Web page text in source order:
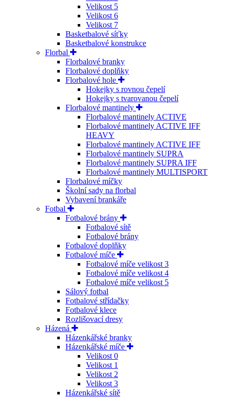
Velikost 5
Velikost 6
Velikost 7
Basketbalové síťky
Basketbalové konstrukce
Florbal
Florbalové branky
Florbalové doplňky
Florbalové hole
Hokejky s rovnou čepelí
Hokejky s tvarovanou čepelí
Florbalové mantinely
Florbalové mantinely ACTIVE
Florbalové mantinely ACTIVE IFF
HEAVY
Florbalové mantinely ACTIVE IFF
Florbalové mantinely SUPRA
Florbalové mantinely SUPRA IFF
Florbalové mantinely MULTISPORT
Florbalové míčky
Školní sady na florbal
Vybavení brankáře
Fotbal
Fotbalové brány
Fotbalové sítě
Fotbalové brány
Fotbalové doplňky
Fotbalové míče
Fotbalové míče velikost 3
Fotbalové míče velikost 4
Fotbalové míče velikost 5
Sálový fotbal
Fotbalové střídačky
Fotbalové klece
Rozlišovací dresy
Házená
Házenkářské branky
Házenkářské míče
Velikost 0
Velikost 1
Velikost 2
Velikost 3
Házenkářské sítě